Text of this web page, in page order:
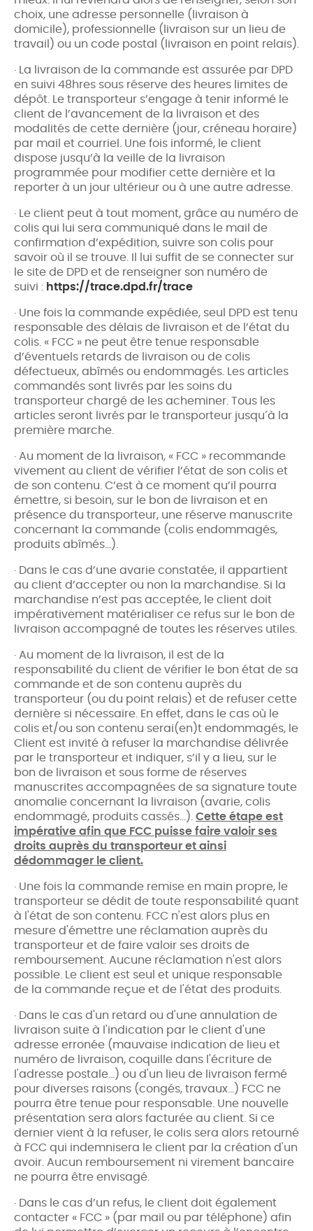
choix, une adresse personnelle (livraison à
domicile), professionnelle (livraison sur un lieu de
travail) ou un code postal (livraison en point relais).
· La livraison de la commande est assurée par DPD
en suivi 48hres sous réserve des heures limites de
dépôt. Le transporteur s’engage à tenir informé le
client de l’avancement de la livraison et des
modalités de cette dernière (jour, créneau horaire)
par mail et courriel. Une fois informé, le client
dispose jusqu’à la veille de la livraison
programmée pour modifier cette dernière et la
reporter à un jour ultérieur ou à une autre adresse.
· Le client peut à tout moment, grâce au numéro de
colis qui lui sera communiqué dans le mail de
confirmation d’expédition, suivre son colis pour
savoir où il se trouve. Il lui suffit de se connecter sur
le site de DPD et de renseigner son numéro de
suivi : https://trace.dpd.fr/trace
· Une fois la commande expédiée, seul DPD est tenu
responsable des délais de livraison et de l’état du
colis. « FCC » ne peut être tenue responsable
d’éventuels retards de livraison ou de colis
défectueux, abîmés ou endommagés. Les articles
commandés sont livrés par les soins du
transporteur chargé de les acheminer. Tous les
articles seront livrés par le transporteur jusqu´à la
première marche.
· Au moment de la livraison, « FCC » recommande
vivement au client de vérifier l’état de son colis et
de son contenu. C’est à ce moment qu’il pourra
émettre, si besoin, sur le bon de livraison et en
présence du transporteur, une réserve manuscrite
concernant la commande (colis endommagés,
produits abîmés…).
· Dans le cas d’une avarie constatée, il appartient
au client d’accepter ou non la marchandise. Si la
marchandise n’est pas acceptée, le client doit
impérativement matérialiser ce refus sur le bon de
livraison accompagné de toutes les réserves utiles.
· Au moment de la livraison, il est de la
responsabilité du client de vérifier le bon état de sa
commande et de son contenu auprès du
transporteur (ou du point relais) et de refuser cette
dernière si nécessaire. En effet, dans le cas où le
colis et/ou son contenu serai(en)t endommagés, le
Client est invité à refuser la marchandise délivrée
par le transporteur et indiquer, s’il y a lieu, sur le
bon de livraison et sous forme de réserves
manuscrites accompagnées de sa signature toute
anomalie concernant la livraison (avarie, colis
endommagé, produits cassés…). Cette étape est
impérative afin que FCC puisse faire valoir ses
droits auprès du transporteur et ainsi
dédommager le client.
· Une fois la commande remise en main propre, le
transporteur se dédit de toute responsabilité quant
à l'état de son contenu. FCC n'est alors plus en
mesure d'émettre une réclamation auprès du
transporteur et de faire valoir ses droits de
remboursement. Aucune réclamation n'est alors
possible. Le client est seul et unique responsable
de la commande reçue et de l'état des produits.
· Dans le cas d'un retard ou d'une annulation de
livraison suite à l'indication par le client d'une
adresse erronée (mauvaise indication de lieu et
numéro de livraison, coquille dans l'écriture de
l'adresse postale...) ou d'un lieu de livraison fermé
pour diverses raisons (congés, travaux…) FCC ne
pourra être tenue pour responsable. Une nouvelle
présentation sera alors facturée au client. Si ce
dernier vient à la refuser, le colis sera alors retourné
à FCC qui indemnisera le client par la création d'un
avoir. Aucun remboursement ni virement bancaire
ne pourra être envisagé.
· Dans le cas d’un refus, le client doit également
contacter « FCC » (par mail ou par téléphone) afin